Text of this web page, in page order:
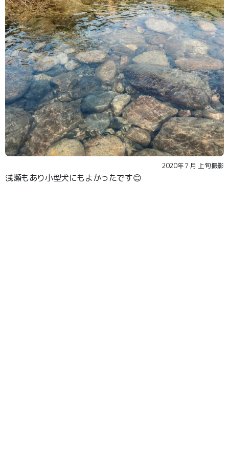
2020年７月 上旬撮影
浅瀬もあり小型犬にもよかったです😊